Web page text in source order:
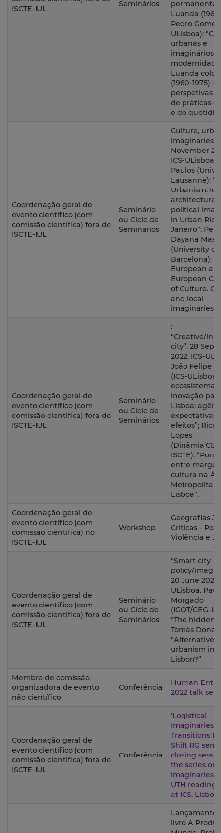
ISCTE-IUL
Seminários
permanente
Luanda
Pedro Gomes
ULisboa):
urbanas e
imaginários
Luanda
(1960-1975) –
perspetivas
de práticas
e do
Coordenação geral de
evento científico (com
comissão científica) fora do
ISCTE-IUL
Seminário
ou Ciclo de
Seminários
Culture,
imaginaries.
November
ICS-ULisboa.
Paulos
Lausanne):
Urbanism:
architecture
political
in Urban Rio
Janeiro”;
Dayana
(University of
Barcelona):
European
European
of Culture.
and local
imaginaries”.
Coordenação geral de
evento científico (com
comissão científica) fora do
ISCTE-IUL
Seminário
ou Ciclo de
Seminários
:
“Creative/
city”. 28
2022, ICS-
João Felipe
(ICS-
ecossistema
inovação
Lisboa:
expectativas
efeitos”;
Lopes
ISCTE):
entre
cultura na
Lisboa”.
Coordenação geral de
evento científico (com
comissão científica) no
ISCTE-IUL
Workshop
Geografias
Críticas -
Violência e
Coordenação geral de
evento científico (com
comissão científica) fora do
ISCTE-IUL
Seminário
ou Ciclo de
Seminários
“Smart city
policy/
20 June 2022,
ULisboa.
Morgado
(IGOT/CEG-
“The hidden
Tomás
“Alternative
urbanism in
Lisbon?”
Membro de comissão
organizadora de evento
não científico
Conferência
Human
2022 talk
Coordenação geral de
evento científico (com
comissão científica) fora do
ISCTE-IUL
Conferência
‘Logistical
Imaginaries’,
Transitions
Shift RG
closing
the series on
imaginaries”
UTH reading
at ICS, Lisboa
Lançamento
livro A